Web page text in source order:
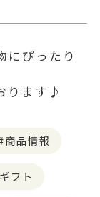
にぴったり
ります♪
商品情報
フト